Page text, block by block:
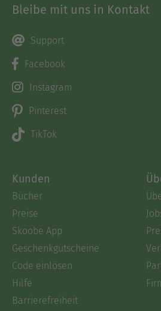
Bleibe mit uns in Kontakt
Support
Facebook
Instagram
Pinterest
TikTok
Kunden
Bücher
Preise
Skoobe App
Geschenkgutscheine
Code einlösen
Hilfe
Barrierefreiheit